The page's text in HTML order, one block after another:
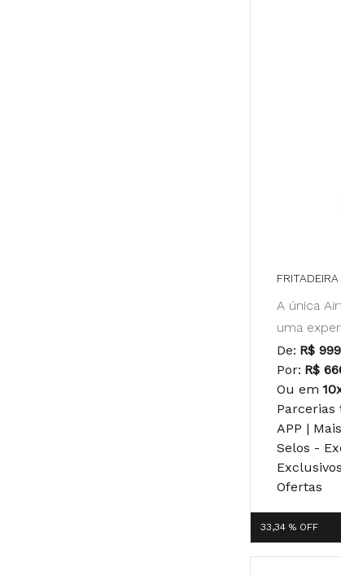
A única
uma
De: R$
Por: R$
Ou em
Parcerias
APP |
Selos -
Ofertas
33,34 % OFF